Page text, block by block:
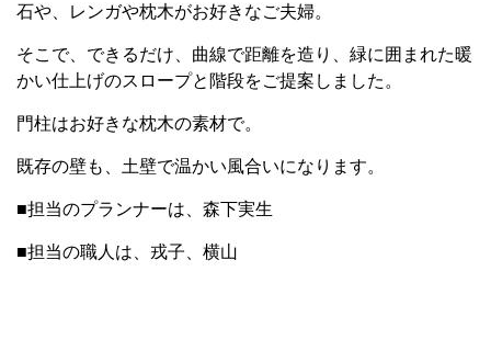
石や、レンガや枕木がお好きなご夫婦。
そこで、できるだけ、曲線で距離を造り、緑に囲まれた暖
かい仕上げのスロープと階段をご提案しました。
門柱はお好きな枕木の素材で。
既存の壁も、土壁で温かい風合いになります。
■担当のプランナーは、森下実生
■担当の職人は、戎子、横山